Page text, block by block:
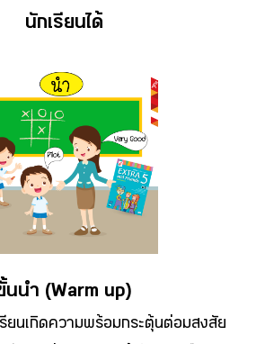
นักเรียนได้
นนำ (Warm up)
นเกิดความพร้อมกระตุ้นต่อมสงสัย